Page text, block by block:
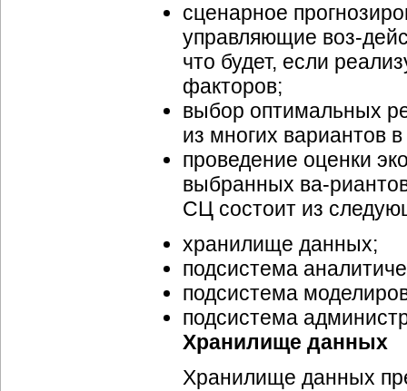
сценарное
управляющие воз-
что будет, если
факторов;
выбор оптимальных
из многих вариантов
проведение оценки
выбранных ва-
СЦ состоит из
хранилище данных;
подсистема
подсистема
подсистема
Хранилище данных
Хранилище данных